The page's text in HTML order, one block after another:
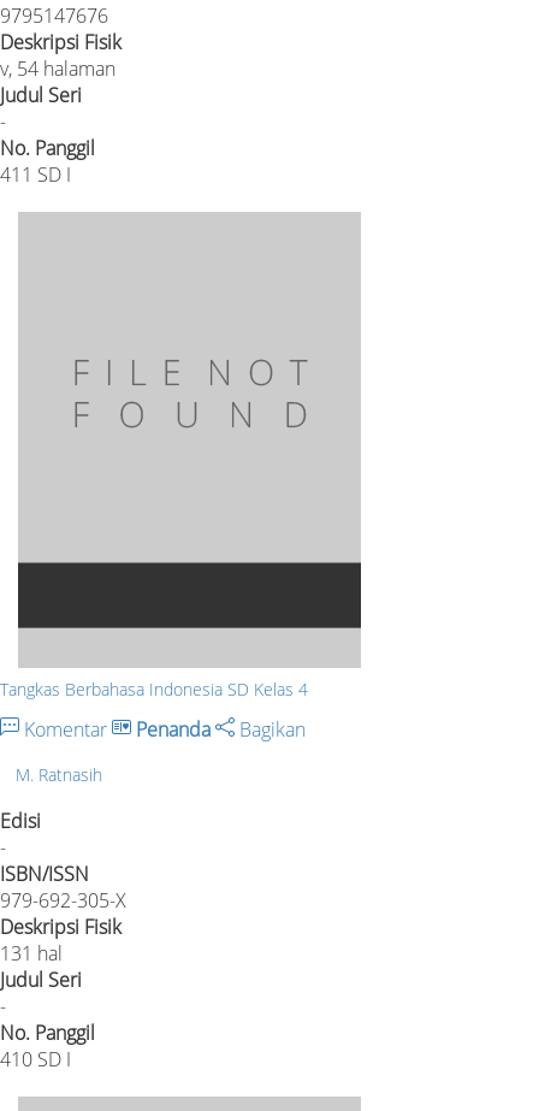
9795147676
Deskripsi Fisik
v, 54 halaman
Judul Seri
-
No. Panggil
411 SD I
Tangkas Berbahasa Indonesia SD Kelas 4
Komentar Penanda Bagikan
M. Ratnasih
Edisi
-
ISBN/ISSN
979-692-305-X
Deskripsi Fisik
131 hal
Judul Seri
-
No. Panggil
410 SD I